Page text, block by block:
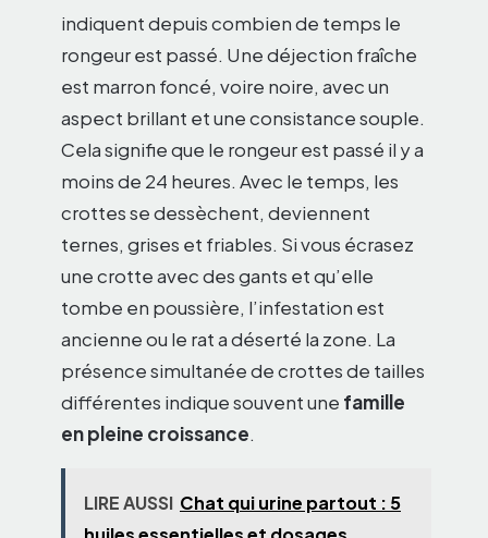
indiquent depuis combien de temps le
rongeur est passé. Une déjection fraîche
est marron foncé, voire noire, avec un
aspect brillant et une consistance souple.
Cela signifie que le rongeur est passé il y a
moins de 24 heures. Avec le temps, les
crottes se dessèchent, deviennent
ternes, grises et friables. Si vous écrasez
une crotte avec des gants et qu’elle
tombe en poussière, l’infestation est
ancienne ou le rat a déserté la zone. La
présence simultanée de crottes de tailles
différentes indique souvent une famille
en pleine croissance.
LIRE AUSSI Chat qui urine partout : 5